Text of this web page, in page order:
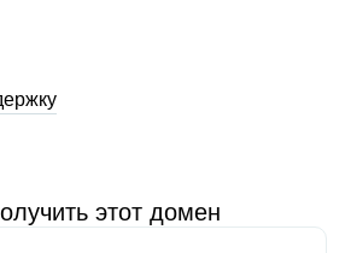
этот домен